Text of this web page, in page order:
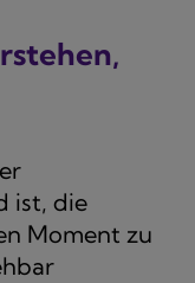
ist, die
Moment zu